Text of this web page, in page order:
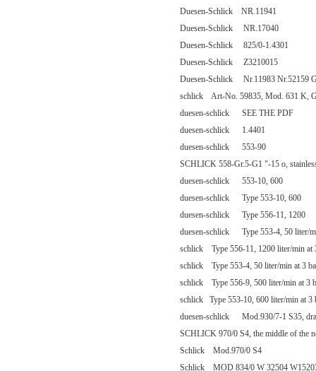
Duesen-Schlick NR.11941
Duesen-Schlick NR.17040
Duesen-Schlick 825/0-1.4301
Duesen-Schlick Z3210015
Duesen-Schlick Nr.11983 Nr.52159
schlick Art-No. 59835, Mod. 631 K,
duesen-schlick SEE THE PDF
duesen-schlick 1.4401
duesen-schlick 553-90
SCHLICK 558-Gr.5-G1 "-15 o,
duesen-schlick 553-10, 600
duesen-schlick Type 553-10, 600
duesen-schlick Type 556-11, 1200
duesen-schlick Type 553-4, 50 liter/
schlick Type 556-11, 1200 liter/min at
schlick Type 553-4, 50 liter/min at 3
schlick Type 556-9, 500 liter/min at 3
schlick Type 553-10, 600 liter/min at 3
duesen-schlick Mod.930/7-1 S35,
SCHLICK 970/0 S4, the middle of the
Schlick Mod.970/0 S4
Schlick MOD 834/0 W 32504